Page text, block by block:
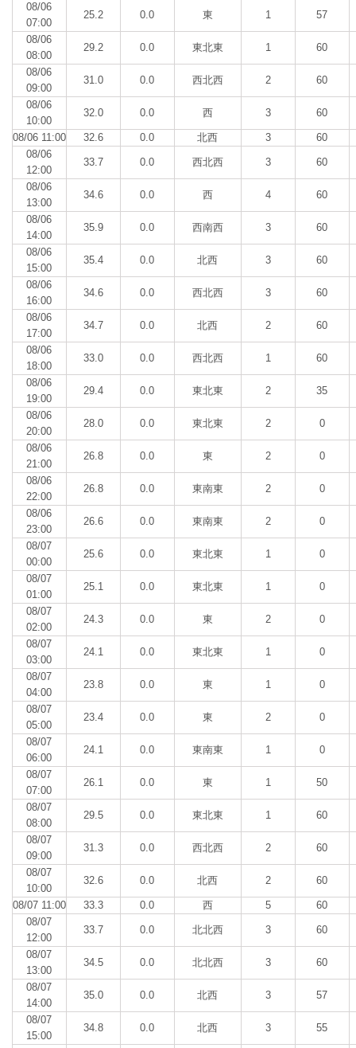
08/06
07:00
25.2 0.0 東 1 57
08/06
08:00
29.2 0.0 東北東 1 60
08/06
09:00
31.0 0.0 西北西 2 60
08/06
10:00
32.0 0.0 西 3 60
08/06 11:00 32.6 0.0 北西 3
60
08/06
12:00
33.7 0.0 西北西 3 60
08/06
13:00
34.6 0.0 西 4 60
08/06
14:00
35.9 0.0 西南西 3 60
08/06
15:00
35.4 0.0 北西 3 60
08/06
16:00
34.6 0.0 西北西 3 60
08/06
17:00
34.7 0.0 北西 2 60
08/06
18:00
33.0 0.0 西北西 1 60
08/06
19:00
29.4 0.0 東北東 2 35
08/06
20:00
28.0 0.0 東北東 2 0
08/06
21:00
26.8 0.0 東 2 0
08/06
22:00
26.8 0.0 東南東 2 0
08/06
23:00
26.6 0.0 東南東 2 0
08/07
00:00
25.6 0.0 東北東 1 0
08/07
01:00
25.1 0.0 東北東 1 0
08/07
02:00
24.3 0.0 東 2 0
08/07
03:00
24.1 0.0 東北東 1 0
08/07
04:00
23.8 0.0 東 1 0
08/07
05:00
23.4 0.0 東 2 0
08/07
06:00
24.1 0.0 東南東 1 0
08/07
07:00
26.1 0.0 東 1 50
08/07
08:00
29.5 0.0 東北東 1 60
08/07
09:00
31.3 0.0 西北西 2 60
08/07
10:00
32.6 0.0 北西 2 60
08/07 11:00 33.3 0.0 西 5
60
08/07
12:00
33.7 0.0 北北西 3 60
08/07
13:00
34.5 0.0 北北西 3 60
08/07
14:00
35.0 0.0 北西 3 57
08/07
15:00
34.8 0.0 北西 3 55